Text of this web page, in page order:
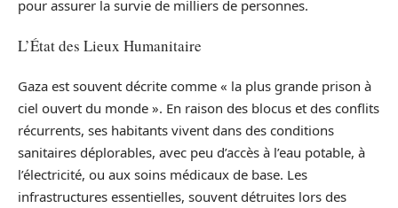
pour assurer la survie de milliers de personnes.
L’État des Lieux Humanitaire
Gaza est souvent décrite comme « la plus grande prison à
ciel ouvert du monde ». En raison des blocus et des conflits
récurrents, ses habitants vivent dans des conditions
sanitaires déplorables, avec peu d’accès à l’eau potable, à
l’électricité, ou aux soins médicaux de base. Les
infrastructures essentielles, souvent détruites lors des